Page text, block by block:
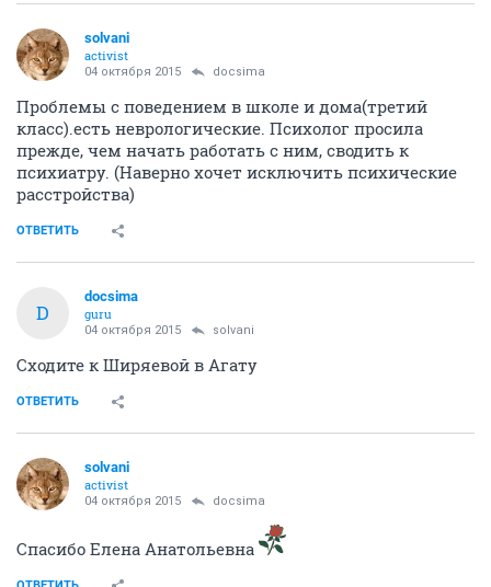
solvani
activist
04 октября 2015 docsima
Проблемы с поведением в школе и дома(третий
класс).есть неврологические. Психолог просила
прежде, чем начать работать с ним, сводить к
психиатру. (Наверно хочет исключить психические
расстройства)
ОТВЕТИТЬ
D
docsima
guru
04 октября 2015 solvani
Сходите к Ширяевой в Агату
ОТВЕТИТЬ
solvani
activist
04 октября 2015 docsima
Спасибо Елена Анатольевна